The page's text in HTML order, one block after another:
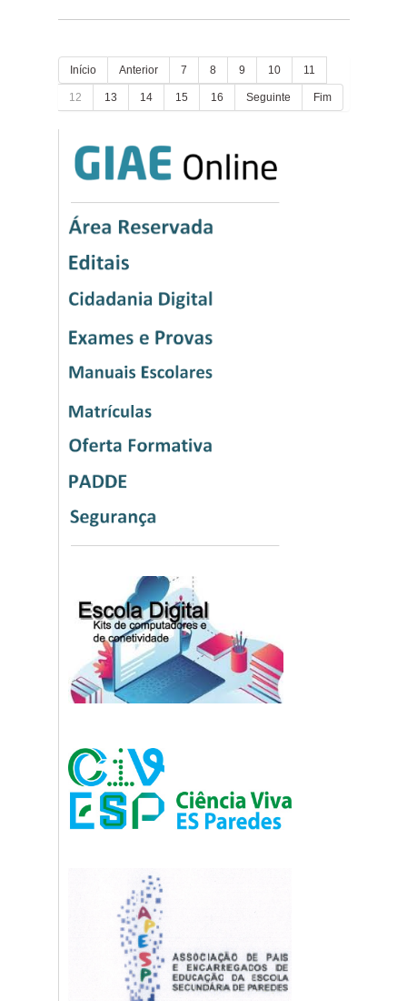
Início Anterior 7 8 9 10 11
12 13 14 15 16 Seguinte Fim